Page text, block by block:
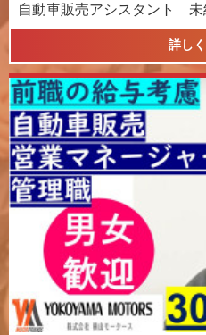
自動車販売アシスタント
詳し